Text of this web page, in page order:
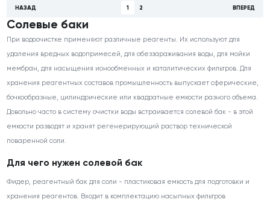
НАЗАД 1 2 ВПЕРЕД
Солевые баки
При водоочистке применяют различные реагенты. Их используют для
удаления вредных водопримесей, для обеззараживания воды, для мойки
мембран, для насыщения ионообменных и каталитических фильтров. Для
хранения реагентных составов промышленность выпускает сферические,
бочкообразные, цилиндрические или квадратные емкости разного объема.
Довольно часто в систему очистки воды встраивается солевой бак - в этой
емкости разводят и хранят регенерирующий раствор технической
поваренной соли.
Для чего нужен солевой бак
Фидер, реагентный бак для соли - пластиковая емкость для подготовки и
хранения реагентов. Входит в комплектацию насыпных фильтров